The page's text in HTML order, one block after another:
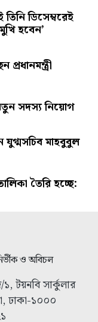
ডিসেম্বরেই
হবেন’
প্রধানমন্ত্রী
সদস্য নিয়োগ
যুগ্মসচিব মাহবুবুল
তৈরি হচ্ছে:
ও অবিচল
টয়নবি সার্কুলার
ঢাকা-১০০০